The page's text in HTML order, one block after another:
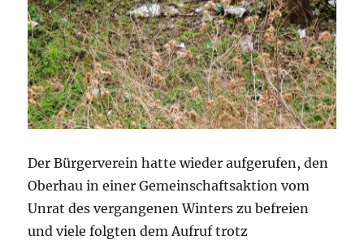
Der Bürgerverein hatte wieder aufgerufen, den
Oberhau in einer Gemeinschaftsaktion vom
Unrat des vergangenen Winters zu befreien
und viele folgten dem Aufruf trotz